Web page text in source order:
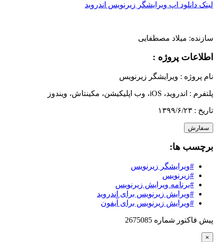
لینک دانلود اپ ویرایشگر زیرنویس اندروید
سازنده: میلاد مصطفایی
اطلاعات پروژه :
نام پروژه : ویرایشگر زیرنویس
پلتفرم : اندروید، iOS، وب اپلیکیشن، مکینتاش، ویندوز
تاریخ : ۱۳۹۹/۶/۲۳
سفارش
برچسب ها:
#ویرایشگر زیرنویس
#زیرنویس
#برنامه ویرایش زیرنویس
#ویرایش زیرنویس برای اندروید
#ویرایش زیرنویس برای آیفون
پیش فاکتور شماره 2675085
×